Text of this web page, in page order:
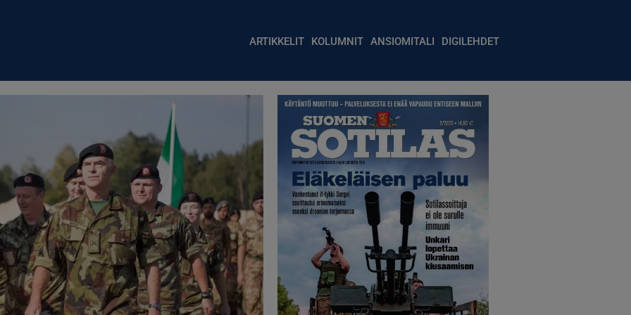
Main navigation
ARTIKKELIT KOLUMNIT ANSIOMITALI DIGILEHDET